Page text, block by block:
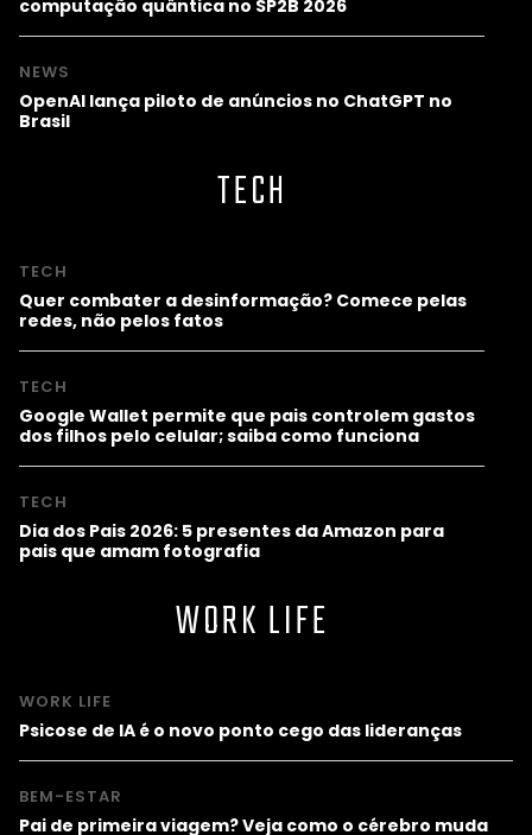
computação quântica no SP2B 2026
NEWS
OpenAI lança piloto de anúncios no ChatGPT no
Brasil
TECH
TECH
Quer combater a desinformação? Comece pelas
redes, não pelos fatos
TECH
Google Wallet permite que pais controlem gastos
dos filhos pelo celular; saiba como funciona
TECH
Dia dos Pais 2026: 5 presentes da Amazon para
pais que amam fotografia
WORK LIFE
WORK LIFE
Psicose de IA é o novo ponto cego das lideranças
BEM-ESTAR
Pai de primeira viagem? Veja como o cérebro muda